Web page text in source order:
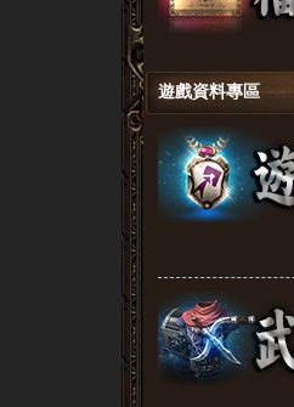
遊戲資料專區